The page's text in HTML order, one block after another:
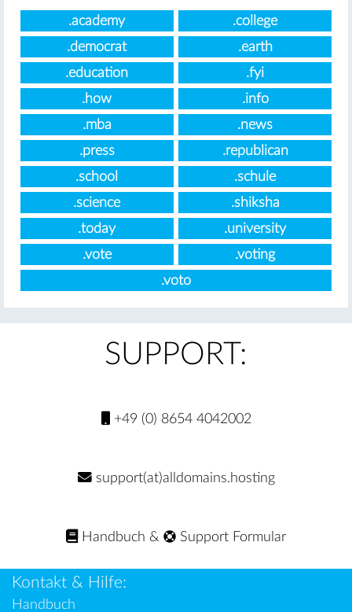
.academy
.college
.democrat
.earth
.education
.fyi
.how
.info
.mba
.news
.press
.republican
.school
.schule
.science
.shiksha
.today
.university
.vote
.voting
.voto
SUPPORT:
+49 (0) 8654 4042002
support(at)alldomains.hosting
Handbuch & Support Formular
Kontakt & Hilfe:
Handbuch